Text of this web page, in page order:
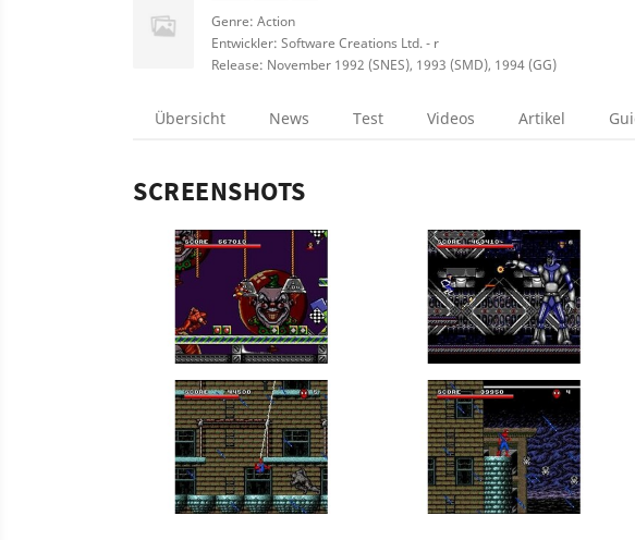
Genre: Action
Entwickler: Software Creations Ltd. - r
Release: November 1992 (SNES), 1993 (SMD), 1994 (GG)
Übersicht News Test Videos Artikel
SCREENSHOTS